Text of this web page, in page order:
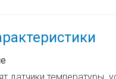
датчики температуры,